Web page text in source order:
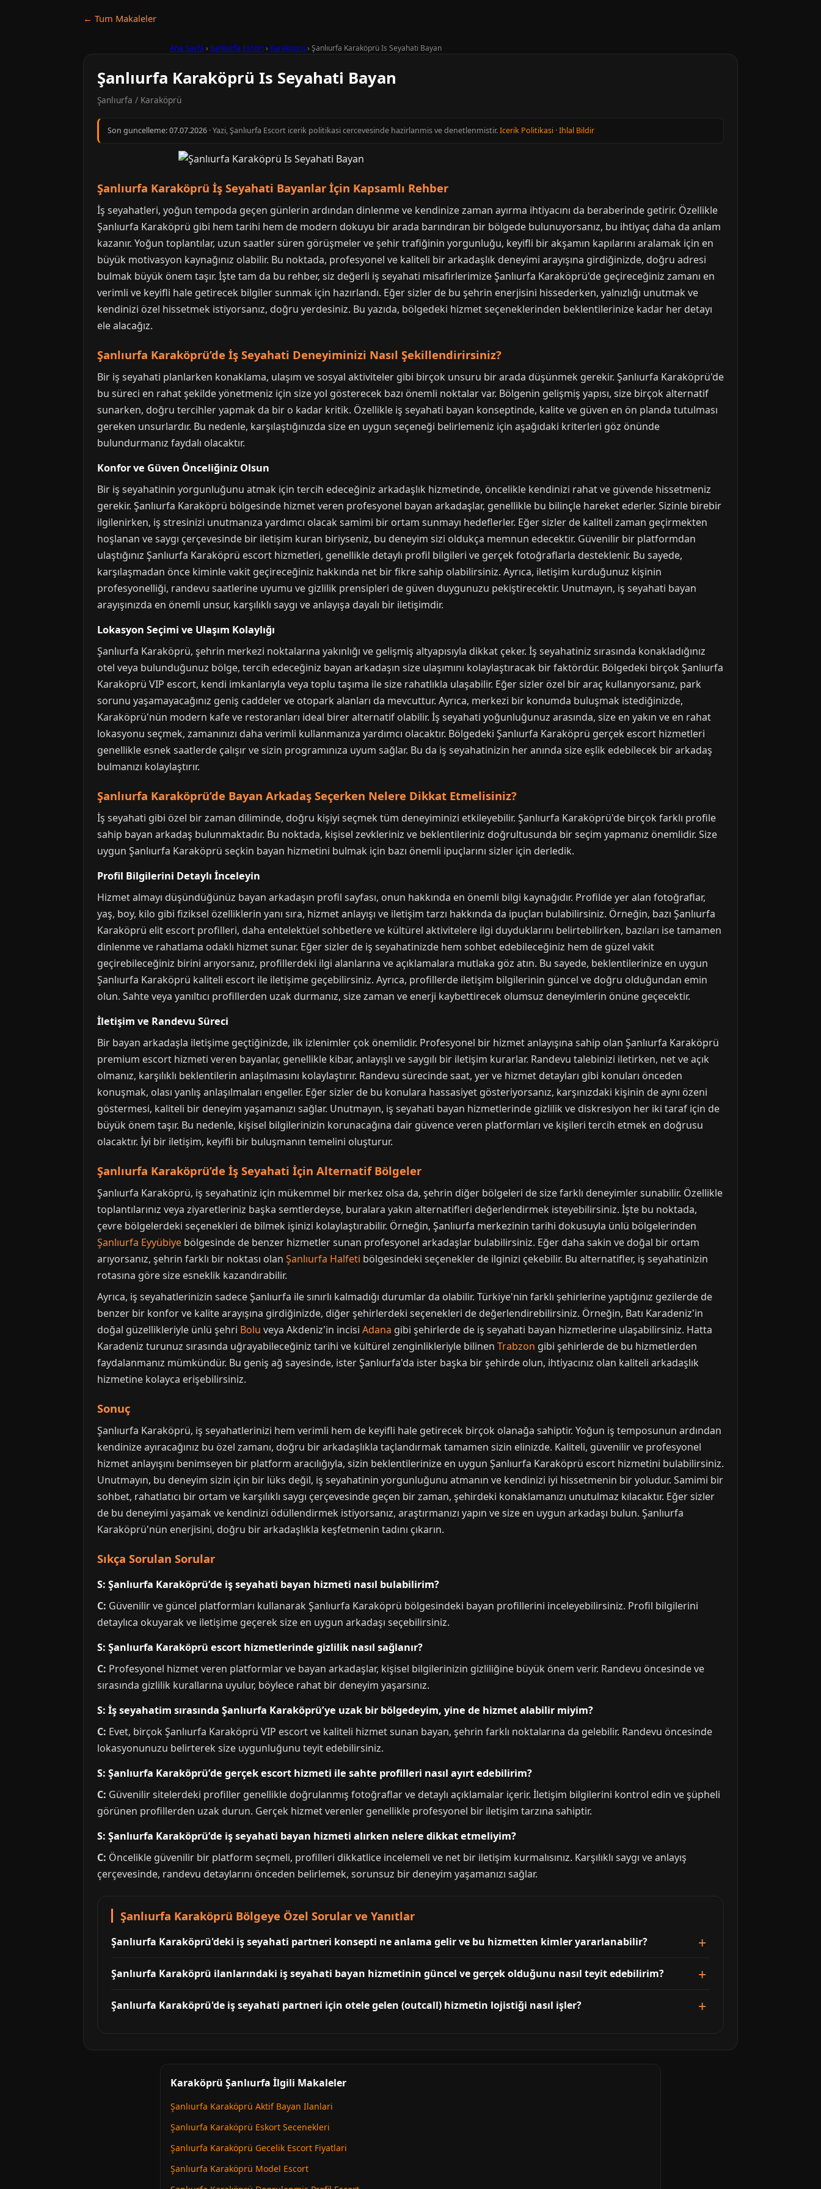
← Tum Makaleler
Ana Sayfa › Şanlıurfa Escort› Karaköprü› Şanlıurfa Karaköprü Is Seyahati Bayan
Şanlıurfa Karaköprü Is Seyahati Bayan
Şanlıurfa / Karaköprü
Son guncelleme:07.07.2026 · Yazi, Şanlıurfa Escort icerik politikasi cercevesinde hazirlanmis ve denetlenmistir.Icerik Politikasi ·Ihlal Bildir
Şanlıurfa Karaköprü İş Seyahati Bayanlar İçin Kapsamlı Rehber
İş seyahatleri, yoğun tempoda geçen günlerin ardından dinlenme ve kendinize zaman ayırma ihtiyacını da beraberinde getirir. Özellikle
Şanlıurfa Karaköprü gibi hem tarihi hem de modern dokuyu bir arada barındıran bir bölgede bulunuyorsanız, bu ihtiyaç daha da anlam
kazanır. Yoğun toplantılar, uzun saatler süren görüşmeler ve şehir trafiğinin yorgunluğu, keyifli bir akşamın kapılarını aralamak için en
büyük motivasyon kaynağınız olabilir. Bu noktada, profesyonel ve kaliteli bir arkadaşlık deneyimi arayışına girdiğinizde, doğru adresi
bulmak büyük önem taşır. İşte tam da bu rehber, siz değerli iş seyahati misafirlerimize Şanlıurfa Karaköprü'de geçireceğiniz zamanı en
verimli ve keyifli hale getirecek bilgiler sunmak için hazırlandı. Eğer sizler de bu şehrin enerjisini hissederken, yalnızlığı unutmak ve
kendinizi özel hissetmek istiyorsanız, doğru yerdesiniz. Bu yazıda, bölgedeki hizmet seçeneklerinden beklentilerinize kadar her detayı
ele alacağız.
Şanlıurfa Karaköprü’de İş Seyahati Deneyiminizi Nasıl Şekillendirirsiniz?
Bir iş seyahati planlarken konaklama, ulaşım ve sosyal aktiviteler gibi birçok unsuru bir arada düşünmek gerekir. Şanlıurfa Karaköprü'de
bu süreci en rahat şekilde yönetmeniz için size yol gösterecek bazı önemli noktalar var. Bölgenin gelişmiş yapısı, size birçok alternatif
sunarken, doğru tercihler yapmak da bir o kadar kritik. Özellikle iş seyahati bayan konseptinde, kalite ve güven en ön planda tutulması
gereken unsurlardır. Bu nedenle, karşılaştığınızda size en uygun seçeneği belirlemeniz için aşağıdaki kriterleri göz önünde
bulundurmanız faydalı olacaktır.
Konfor ve Güven Önceliğiniz Olsun
Bir iş seyahatinin yorgunluğunu atmak için tercih edeceğiniz arkadaşlık hizmetinde, öncelikle kendinizi rahat ve güvende hissetmeniz
gerekir. Şanlıurfa Karaköprü bölgesinde hizmet veren profesyonel bayan arkadaşlar, genellikle bu bilinçle hareket ederler. Sizinle birebir
ilgilenirken, iş stresinizi unutmanıza yardımcı olacak samimi bir ortam sunmayı hedeflerler. Eğer sizler de kaliteli zaman geçirmekten
hoşlanan ve saygı çerçevesinde bir iletişim kuran biriyseniz, bu deneyim sizi oldukça memnun edecektir. Güvenilir bir platformdan
ulaştığınız Şanlıurfa Karaköprü escort hizmetleri, genellikle detaylı profil bilgileri ve gerçek fotoğraflarla desteklenir. Bu sayede,
karşılaşmadan önce kiminle vakit geçireceğiniz hakkında net bir fikre sahip olabilirsiniz. Ayrıca, iletişim kurduğunuz kişinin
profesyonelliği, randevu saatlerine uyumu ve gizlilik prensipleri de güven duygunuzu pekiştirecektir. Unutmayın, iş seyahati bayan
arayışınızda en önemli unsur, karşılıklı saygı ve anlayışa dayalı bir iletişimdir.
Lokasyon Seçimi ve Ulaşım Kolaylığı
Şanlıurfa Karaköprü, şehrin merkezi noktalarına yakınlığı ve gelişmiş altyapısıyla dikkat çeker. İş seyahatiniz sırasında konakladığınız
otel veya bulunduğunuz bölge, tercih edeceğiniz bayan arkadaşın size ulaşımını kolaylaştıracak bir faktördür. Bölgedeki birçok Şanlıurfa
Karaköprü VIP escort, kendi imkanlarıyla veya toplu taşıma ile size rahatlıkla ulaşabilir. Eğer sizler özel bir araç kullanıyorsanız, park
sorunu yaşamayacağınız geniş caddeler ve otopark alanları da mevcuttur. Ayrıca, merkezi bir konumda buluşmak istediğinizde,
Karaköprü'nün modern kafe ve restoranları ideal birer alternatif olabilir. İş seyahati yoğunluğunuz arasında, size en yakın ve en rahat
lokasyonu seçmek, zamanınızı daha verimli kullanmanıza yardımcı olacaktır. Bölgedeki Şanlıurfa Karaköprü gerçek escort hizmetleri
genellikle esnek saatlerde çalışır ve sizin programınıza uyum sağlar. Bu da iş seyahatinizin her anında size eşlik edebilecek bir arkadaş
bulmanızı kolaylaştırır.
Şanlıurfa Karaköprü’de Bayan Arkadaş Seçerken Nelere Dikkat Etmelisiniz?
İş seyahati gibi özel bir zaman diliminde, doğru kişiyi seçmek tüm deneyiminizi etkileyebilir. Şanlıurfa Karaköprü'de birçok farklı profile
sahip bayan arkadaş bulunmaktadır. Bu noktada, kişisel zevkleriniz ve beklentileriniz doğrultusunda bir seçim yapmanız önemlidir. Size
uygun Şanlıurfa Karaköprü seçkin bayan hizmetini bulmak için bazı önemli ipuçlarını sizler için derledik.
Profil Bilgilerini Detaylı İnceleyin
Hizmet almayı düşündüğünüz bayan arkadaşın profil sayfası, onun hakkında en önemli bilgi kaynağıdır. Profilde yer alan fotoğraflar,
yaş, boy, kilo gibi fiziksel özelliklerin yanı sıra, hizmet anlayışı ve iletişim tarzı hakkında da ipuçları bulabilirsiniz. Örneğin, bazı Şanlıurfa
Karaköprü elit escort profilleri, daha entelektüel sohbetlere ve kültürel aktivitelere ilgi duyduklarını belirtebilirken, bazıları ise tamamen
dinlenme ve rahatlama odaklı hizmet sunar. Eğer sizler de iş seyahatinizde hem sohbet edebileceğiniz hem de güzel vakit
geçirebileceğiniz birini arıyorsanız, profillerdeki ilgi alanlarına ve açıklamalara mutlaka göz atın. Bu sayede, beklentilerinize en uygun
Şanlıurfa Karaköprü kaliteli escort ile iletişime geçebilirsiniz. Ayrıca, profillerde iletişim bilgilerinin güncel ve doğru olduğundan emin
olun. Sahte veya yanıltıcı profillerden uzak durmanız, size zaman ve enerji kaybettirecek olumsuz deneyimlerin önüne geçecektir.
İletişim ve Randevu Süreci
Bir bayan arkadaşla iletişime geçtiğinizde, ilk izlenimler çok önemlidir. Profesyonel bir hizmet anlayışına sahip olan Şanlıurfa Karaköprü
premium escort hizmeti veren bayanlar, genellikle kibar, anlayışlı ve saygılı bir iletişim kurarlar. Randevu talebinizi iletirken, net ve açık
olmanız, karşılıklı beklentilerin anlaşılmasını kolaylaştırır. Randevu sürecinde saat, yer ve hizmet detayları gibi konuları önceden
konuşmak, olası yanlış anlaşılmaları engeller. Eğer sizler de bu konulara hassasiyet gösteriyorsanız, karşınızdaki kişinin de aynı özeni
göstermesi, kaliteli bir deneyim yaşamanızı sağlar. Unutmayın, iş seyahati bayan hizmetlerinde gizlilik ve diskresiyon her iki taraf için de
büyük önem taşır. Bu nedenle, kişisel bilgilerinizin korunacağına dair güvence veren platformları ve kişileri tercih etmek en doğrusu
olacaktır. İyi bir iletişim, keyifli bir buluşmanın temelini oluşturur.
Şanlıurfa Karaköprü’de İş Seyahati İçin Alternatif Bölgeler
Şanlıurfa Karaköprü, iş seyahatiniz için mükemmel bir merkez olsa da, şehrin diğer bölgeleri de size farklı deneyimler sunabilir. Özellikle
toplantılarınız veya ziyaretleriniz başka semtlerdeyse, buralara yakın alternatifleri değerlendirmek isteyebilirsiniz. İşte bu noktada,
çevre bölgelerdeki seçenekleri de bilmek işinizi kolaylaştırabilir. Örneğin, Şanlıurfa merkezinin tarihi dokusuyla ünlü bölgelerinden
Şanlıurfa Eyyübiye bölgesinde de benzer hizmetler sunan profesyonel arkadaşlar bulabilirsiniz. Eğer daha sakin ve doğal bir ortam
arıyorsanız, şehrin farklı bir noktası olan Şanlıurfa Halfeti bölgesindeki seçenekler de ilginizi çekebilir. Bu alternatifler, iş seyahatinizin
rotasına göre size esneklik kazandırabilir.
Ayrıca, iş seyahatlerinizin sadece Şanlıurfa ile sınırlı kalmadığı durumlar da olabilir. Türkiye'nin farklı şehirlerine yaptığınız gezilerde de
benzer bir konfor ve kalite arayışına girdiğinizde, diğer şehirlerdeki seçenekleri de değerlendirebilirsiniz. Örneğin, Batı Karadeniz'in
doğal güzellikleriyle ünlü şehri Bolu veya Akdeniz'in incisi Adana gibi şehirlerde de iş seyahati bayan hizmetlerine ulaşabilirsiniz. Hatta
Karadeniz turunuz sırasında uğrayabileceğiniz tarihi ve kültürel zenginlikleriyle bilinen Trabzon gibi şehirlerde de bu hizmetlerden
faydalanmanız mümkündür. Bu geniş ağ sayesinde, ister Şanlıurfa'da ister başka bir şehirde olun, ihtiyacınız olan kaliteli arkadaşlık
hizmetine kolayca erişebilirsiniz.
Sonuç
Şanlıurfa Karaköprü, iş seyahatlerinizi hem verimli hem de keyifli hale getirecek birçok olanağa sahiptir. Yoğun iş temposunun ardından
kendinize ayıracağınız bu özel zamanı, doğru bir arkadaşlıkla taçlandırmak tamamen sizin elinizde. Kaliteli, güvenilir ve profesyonel
hizmet anlayışını benimseyen bir platform aracılığıyla, sizin beklentilerinize en uygun Şanlıurfa Karaköprü escort hizmetini bulabilirsiniz.
Unutmayın, bu deneyim sizin için bir lüks değil, iş seyahatinin yorgunluğunu atmanın ve kendinizi iyi hissetmenin bir yoludur. Samimi bir
sohbet, rahatlatıcı bir ortam ve karşılıklı saygı çerçevesinde geçen bir zaman, şehirdeki konaklamanızı unutulmaz kılacaktır. Eğer sizler
de bu deneyimi yaşamak ve kendinizi ödüllendirmek istiyorsanız, araştırmanızı yapın ve size en uygun arkadaşı bulun. Şanlıurfa
Karaköprü'nün enerjisini, doğru bir arkadaşlıkla keşfetmenin tadını çıkarın.
Sıkça Sorulan Sorular
S: Şanlıurfa Karaköprü’de iş seyahati bayan hizmeti nasıl bulabilirim?
C: Güvenilir ve güncel platformları kullanarak Şanlıurfa Karaköprü bölgesindeki bayan profillerini inceleyebilirsiniz. Profil bilgilerini
detaylıca okuyarak ve iletişime geçerek size en uygun arkadaşı seçebilirsiniz.
S: Şanlıurfa Karaköprü escort hizmetlerinde gizlilik nasıl sağlanır?
C: Profesyonel hizmet veren platformlar ve bayan arkadaşlar, kişisel bilgilerinizin gizliliğine büyük önem verir. Randevu öncesinde ve
sırasında gizlilik kurallarına uyulur, böylece rahat bir deneyim yaşarsınız.
S: İş seyahatim sırasında Şanlıurfa Karaköprü’ye uzak bir bölgedeyim, yine de hizmet alabilir miyim?
C: Evet, birçok Şanlıurfa Karaköprü VIP escort ve kaliteli hizmet sunan bayan, şehrin farklı noktalarına da gelebilir. Randevu öncesinde
lokasyonunuzu belirterek size uygunluğunu teyit edebilirsiniz.
S: Şanlıurfa Karaköprü’de gerçek escort hizmeti ile sahte profilleri nasıl ayırt edebilirim?
C: Güvenilir sitelerdeki profiller genellikle doğrulanmış fotoğraflar ve detaylı açıklamalar içerir. İletişim bilgilerini kontrol edin ve şüpheli
görünen profillerden uzak durun. Gerçek hizmet verenler genellikle profesyonel bir iletişim tarzına sahiptir.
S: Şanlıurfa Karaköprü’de iş seyahati bayan hizmeti alırken nelere dikkat etmeliyim?
C: Öncelikle güvenilir bir platform seçmeli, profilleri dikkatlice incelemeli ve net bir iletişim kurmalısınız. Karşılıklı saygı ve anlayış
çerçevesinde, randevu detaylarını önceden belirlemek, sorunsuz bir deneyim yaşamanızı sağlar.
Şanlıurfa Karaköprü Bölgeye Özel Sorular ve Yanıtlar
Şanlıurfa Karaköprü'deki iş seyahati partneri konsepti ne anlama gelir ve bu hizmetten kimler yararlanabilir?
Şanlıurfa Karaköprü ilanlarındaki iş seyahati bayan hizmetinin güncel ve gerçek olduğunu nasıl teyit edebilirim?
Şanlıurfa Karaköprü'de iş seyahati partneri için otele gelen (outcall) hizmetin lojistiği nasıl işler?
Karaköprü Şanlıurfa İlgili Makaleler
Şanlıurfa Karaköprü Aktif Bayan Ilanlari
Şanlıurfa Karaköprü Eskort Secenekleri
Şanlıurfa Karaköprü Gecelik Escort Fiyatlari
Şanlıurfa Karaköprü Model Escort